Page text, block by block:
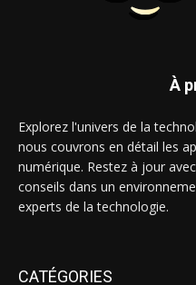
À
Explorez l'univers de la
nous couvrons en détail les
numérique. Restez à jour
conseils dans un
experts de la technologie.
CATÉGORIES